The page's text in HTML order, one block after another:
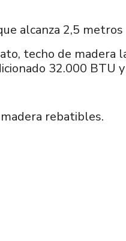
alcanza 2,5
techo de madera
32.000 BTU
rebatibles.